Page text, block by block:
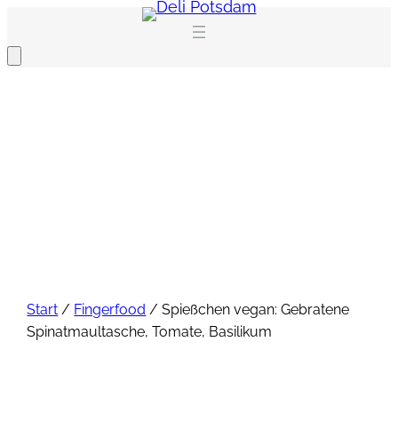
Inhalt
springen
Start / Fingerfood / Spießchen vegan: Gebratene
Spinatmaultasche, Tomate, Basilikum